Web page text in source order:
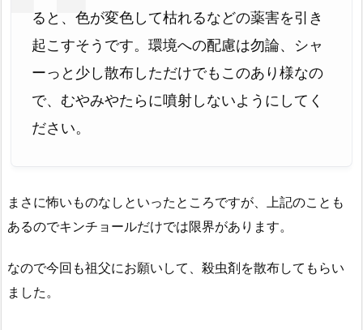
ると、色が変色して枯れるなどの薬害を引き
起こすそうです。環境への配慮は勿論、シャ
ーっと少し散布しただけでもこのあり様なの
で、むやみやたらに噴射しないようにしてく
ださい。
まさに怖いものなしといったところですが、上記のことも
あるのでキンチョールだけでは限界があります。
なので今回も祖父にお願いして、殺虫剤を散布してもらい
ました。